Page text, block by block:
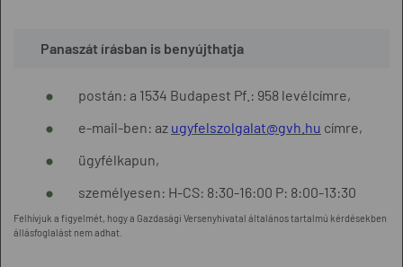
Panaszát írásban is benyújthatja
postán: a 1534 Budapest Pf.: 958 levélcímre,
e-mail-ben: az ugyfelszolgalat@gvh.hu címre,
ügyfélkapun,
személyesen: H-CS: 8:30-16:00 P: 8:00-13:30
Felhívjuk a figyelmét, hogy a Gazdasági Versenyhivatal általános tartalmú kérdésekben
állásfoglalást nem adhat.